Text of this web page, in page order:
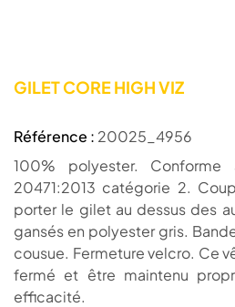
GILET CORE HIGH VIZ
Référence : 20025_4956
100% polyester.
20471:2013 catégorie 2.
porter le gilet au dessus des
gansés en polyester gris.
cousue. Fermeture velcro. Ce
fermé et être maintenu
efficacité.